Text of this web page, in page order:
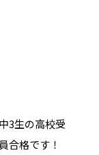
3生の高校受
合格です！